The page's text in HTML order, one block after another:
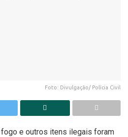
Foto: Divulgação/ Polícia Civil
e outros itens ilegais foram